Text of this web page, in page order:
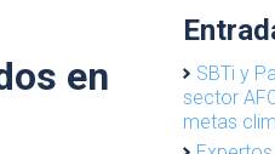
en
SBTi y
sector
metas